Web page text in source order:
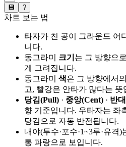
💾 ?
차트 보는 법
타자가 친 공이 그라운드 어
니다.
동그라미 크기 는 그 방향으
게 그려집니다.
동그라미 색은 그 방향에서의
고, 빨강은 안타가 많다는 뜻
당김(Pull) · 중앙(Cent) · 반
향 기준입니다. 우타자는 좌
당김으로 자동 반전됩니다.
내야(투수·포수·1~3루·유격
통 파랑으로 보입니다.